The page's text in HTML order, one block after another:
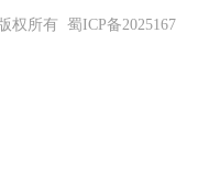
权所有 蜀ICP备2025167